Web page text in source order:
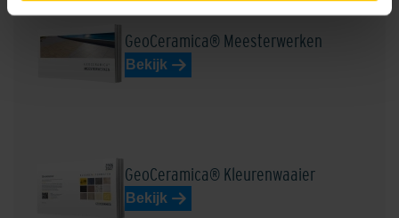
GeoCeramica® Meesterwerken
Bekijk
GeoCeramica® Kleurenwaaier
Bekijk